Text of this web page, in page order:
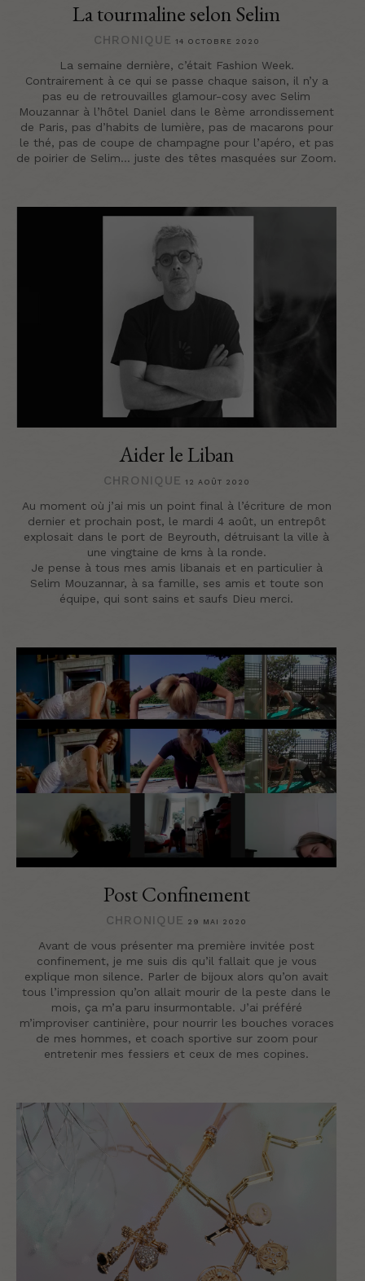
La tourmaline selon Selim
CHRONIQUE 14 OCTOBRE 2020
La semaine dernière, c’était Fashion Week.
Contrairement à ce qui se passe chaque saison, il n’y a
pas eu de retrouvailles glamour-cosy avec Selim
Mouzannar à l’hôtel Daniel dans le 8ème arrondissement
de Paris, pas d’habits de lumière, pas de macarons pour
le thé, pas de coupe de champagne pour l’apéro, et pas
de poirier de Selim… juste des têtes masquées sur Zoom.
Aider le Liban
CHRONIQUE 12 AOÛT 2020
Au moment où j’ai mis un point final à l’écriture de mon
dernier et prochain post, le mardi 4 août, un entrepôt
explosait dans le port de Beyrouth, détruisant la ville à
une vingtaine de kms à la ronde.
Je pense à tous mes amis libanais et en particulier à
Selim Mouzannar, à sa famille, ses amis et toute son
équipe, qui sont sains et saufs Dieu merci.
Post Confinement
CHRONIQUE 29 MAI 2020
Avant de vous présenter ma première invitée post
confinement, je me suis dis qu’il fallait que je vous
explique mon silence. Parler de bijoux alors qu’on avait
tous l’impression qu’on allait mourir de la peste dans le
mois, ça m’a paru insurmontable. J’ai préféré
m’improviser cantinière, pour nourrir les bouches voraces
de mes hommes, et coach sportive sur zoom pour
entretenir mes fessiers et ceux de mes copines.